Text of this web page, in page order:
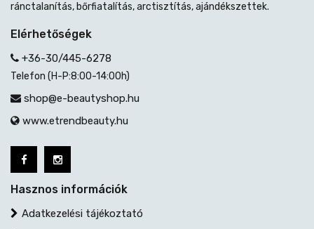
ránctalanítás, bőrfiatalítás, arctisztítás, ajándékszettek.
Elérhetőségek
+36-30/445-6278
Telefon (H-P:8:00-14:00h)
shop@e-beautyshop.hu
www.etrendbeauty.hu
Hasznos információk
Adatkezelési tájékoztató